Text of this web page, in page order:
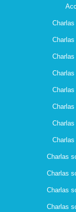
Charlas
Charlas
Charlas
Charlas